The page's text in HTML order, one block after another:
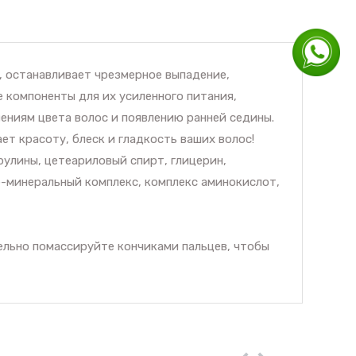
чрезмерное выпадение,
для их усиленного питания,
цвета волос и появлению ранней седины.
красоту, блеск и гладкость ваших волос!
цетеариловый спирт, глицерин,
комплекс, комплекс аминокислот,
помассируйте кончиками пальцев, чтобы